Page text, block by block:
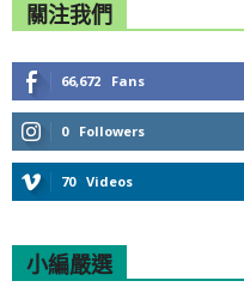
關注我們
66,672 Fans
0 Followers
70 Videos
小編嚴選